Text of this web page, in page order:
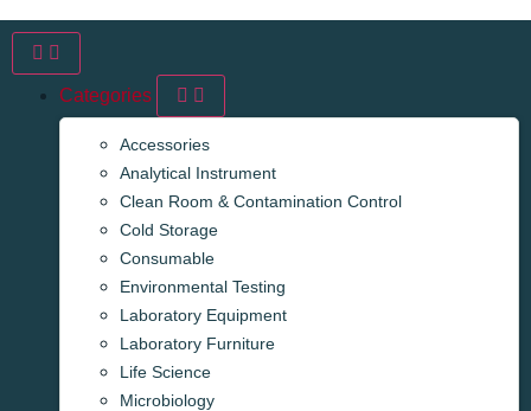
Categories
Accessories
Analytical Instrument
Clean Room & Contamination Control
Cold Storage
Consumable
Environmental Testing
Laboratory Equipment
Laboratory Furniture
Life Science
Microbiology